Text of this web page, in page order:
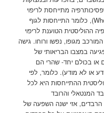
מתייחסת לריפוי
נפשי, המושג הוליסטי מוגדר כשלם(Whole), כלומר התייחסות לגוף
ההוליסטית הטוענת לריפוי
מגופו, נפשו ורוחו. גישה
במצבו הבריאותי של
בכולם יחד- שהרי הם
או לא מודע). כלומר, לפי
ההתייחסות היא לכל
המנטאלי והרובד
הרבדים, אזי ישנה השפעה של